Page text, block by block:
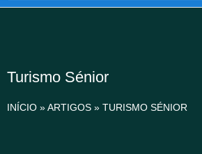
Turismo Sénior
INÍCIO »ARTIGOS » TURISMO SÉNIOR